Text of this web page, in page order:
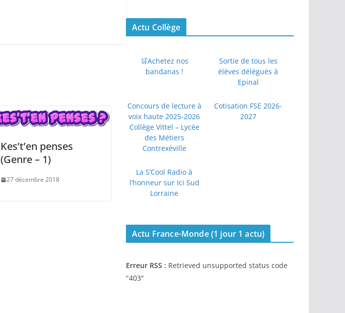
Kes’t’en penses
(Genre – 1)
27 décembre 2018
Actu Collège
🛒Achetez nos
bandanas !
Sortie de tous les
élèves délégués à
Epinal
Concours de lecture à
voix haute 2025-2026
Collège Vittel – Lycée
des Métiers
Contrexéville
Cotisation FSE 2026-
2027
La S’Cool Radio à
l’honneur sur Ici Sud
Lorraine
Actu France-Monde (1 jour 1 actu)
Erreur RSS : Retrieved unsupported status code
"403"